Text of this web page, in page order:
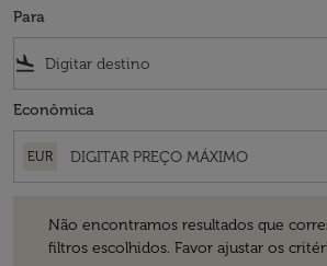
Para
flight_land
Econômica
EUR
Não encontramos resultados que
filtros escolhidos. Favor ajustar os